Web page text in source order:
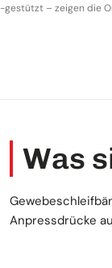
gestützt – zeigen die
Was
Anpressdrücke